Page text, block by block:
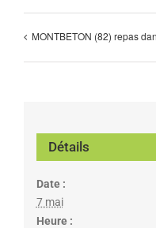
MONTBETON (82) repas
Détails
Date :
7 mai
Heure :